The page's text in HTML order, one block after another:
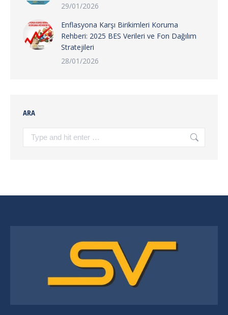
29/01/2026
Enflasyona Karşı Birikimleri Koruma
Rehberi: 2025 BES Verileri ve Fon Dağılım
Stratejileri
28/01/2026
ARA
Search: